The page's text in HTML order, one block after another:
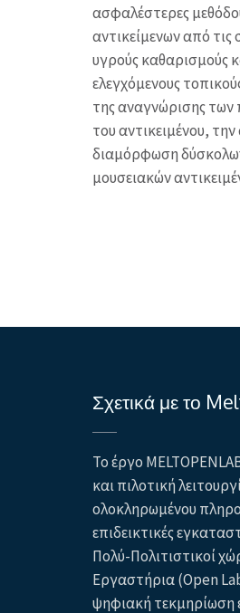
ασφαλέστερες
αντικείμενων από
υγρούς καθαρισμούς
ελεγχόμενους
της αναγνώρισης των
του αντικειμένου,
διαμόρφωση
μουσειακών
Σχετικά με το
Το έργο
και πιλοτική
ολοκληρωμένου
επιδεικτικές
Πολύ-Πολιτιστικοί
Εργαστήρια (Open
ψηφιακή τεκμηρίωση